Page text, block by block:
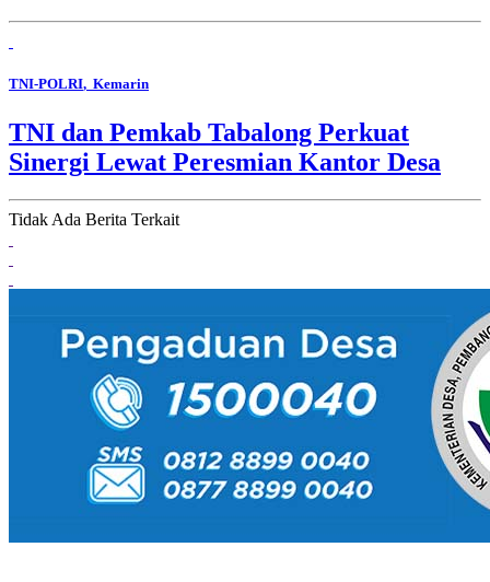
TNI-POLRI, Kemarin
TNI dan Pemkab Tabalong Perkuat
Sinergi Lewat Peresmian Kantor Desa
Tidak Ada Berita Terkait